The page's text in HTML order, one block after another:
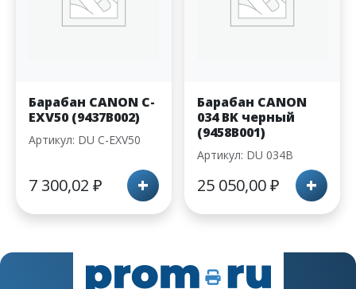
Барабан CANON С-
EXV50 (9437B002)
Артикул: DU С-EXV50
7 300,02 ₽ +
Барабан CANON
034 BK черный
(9458B001)
Артикул: DU 034B
25 050,00₽ +